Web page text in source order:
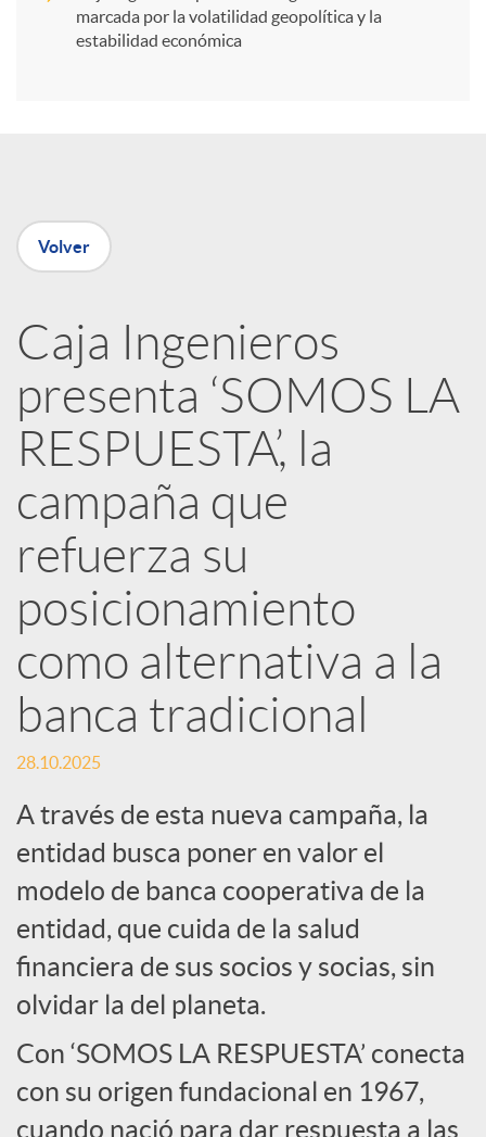
n
e
d
e
s
S
o
c
i
a
l
e
s
marcada por la volatilidad geopolítica y la
estabilidad económica
Volver
Caja Ingenieros
presenta ‘SOMOS LA
RESPUESTA’, la
campaña que
refuerza su
posicionamiento
como alternativa a la
banca tradicional
28.10.2025
A través de esta nueva campaña, la
entidad busca poner en valor el
modelo de banca cooperativa de la
entidad, que cuida de la salud
financiera de sus socios y socias, sin
olvidar la del planeta.
Con ‘SOMOS LA RESPUESTA’ conecta
con su origen fundacional en 1967,
cuando nació para dar respuesta a las